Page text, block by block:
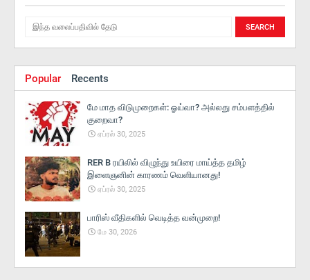
Popular Recents
மே மாத விடுமுறைகள்: ஓய்வா? அல்லது சம்பளத்தில்
குறைவா?
ஏப்ரல் 30, 2025
RER B ரயிலில் விழுந்து உயிரை மாய்த்த தமிழ்
இளைஞனின் காரணம் வெளியானது!
ஏப்ரல் 30, 2025
பாரிஸ் வீதிகளில் வெடித்த வன்முறை!
மே 30, 2026